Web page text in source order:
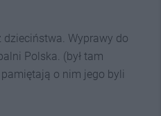
Wyprawy do
Polska. (był tam
o nim jego byli